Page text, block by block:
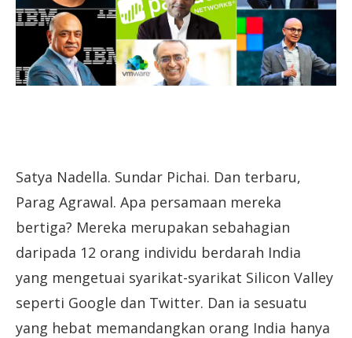
Satya Nadella. Sundar Pichai. Dan terbaru,
Parag Agrawal. Apa persamaan mereka
bertiga? Mereka merupakan sebahagian
daripada 12 orang individu berdarah India
yang mengetuai syarikat-syarikat Silicon Valley
seperti Google dan Twitter. Dan ia sesuatu
yang hebat memandangkan orang India hanya